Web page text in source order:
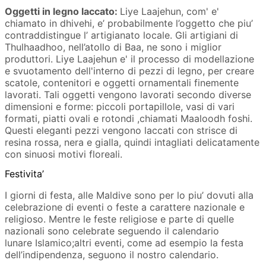
Oggetti in legno laccato: Liye Laajehun, com' e'
chiamato in dhivehi, e’ probabilmente l’oggetto che piu’
contraddistingue l’ artigianato locale. Gli artigiani di
Thulhaadhoo, nell’atollo di Baa, ne sono i miglior
produttori. Liye Laajehun e' il processo di modellazione
e svuotamento dell'interno di pezzi di legno, per creare
scatole, contenitori e oggetti ornamentali finemente
lavorati. Tali oggetti vengono lavorati secondo diverse
dimensioni e forme: piccoli portapillole, vasi di vari
formati, piatti ovali e rotondi ,chiamati Maaloodh foshi.
Questi eleganti pezzi vengono laccati con strisce di
resina rossa, nera e gialla, quindi intagliati delicatamente
con sinuosi motivi floreali.
Festivita’
I giorni di festa, alle Maldive sono per lo piu’ dovuti alla
celebrazione di eventi o feste a carattere nazionale e
religioso. Mentre le feste religiose e parte di quelle
nazionali sono celebrate seguendo il calendario
lunare Islamico;altri eventi, come ad esempio la festa
dell’indipendenza, seguono il nostro calendario.